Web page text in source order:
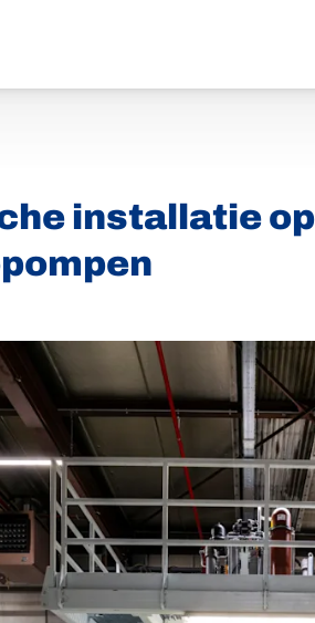
installatie